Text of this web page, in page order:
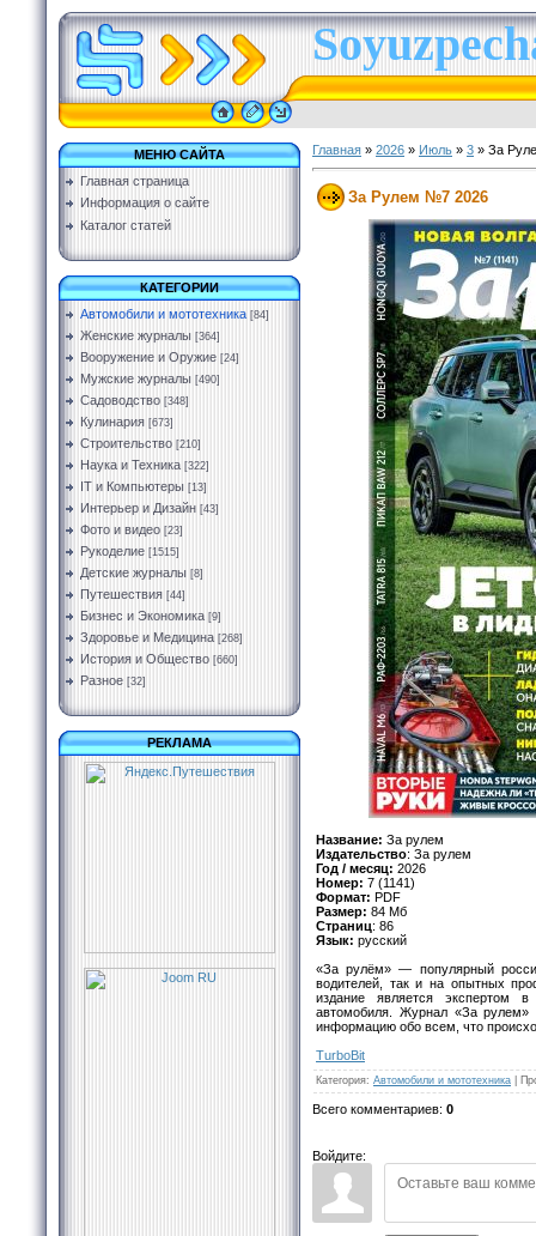
МЕНЮ САЙТА
Главная страница
Информация о сайте
Каталог статей
КАТЕГОРИИ
Автомобили и мототехника [84]
Женские журналы [364]
Вооружение и Оружие [24]
Мужские журналы [490]
Садоводство [348]
Кулинария [673]
Строительство [210]
Наука и Техника [322]
IT и Компьютеры [13]
Интерьер и Дизайн [43]
Фото и видео [23]
Рукоделие [1515]
Детские журналы [8]
Путешествия [44]
Бизнес и Экономика [9]
Здоровье и Медицина [268]
История и Общество [660]
Разное [32]
РЕКЛАМА
Главная » 2026 » Июль » 3 » За
За Рулем №7 2026
Название: За рулем
Издательство: За рулем
Год / месяц: 2026
Номер: 7 (1141)
Формат: PDF
Размер: 84 Мб
Страниц: 86
Язык: русский
«За рулём» — популярный
водителей, так и на опытных
издание является экспертом
автомобиля. Журнал «За рулем»
информацию обо всем, что
TurbоBit
Категория: Автомобили и мототехника
Всего комментариев: 0
Войдите: